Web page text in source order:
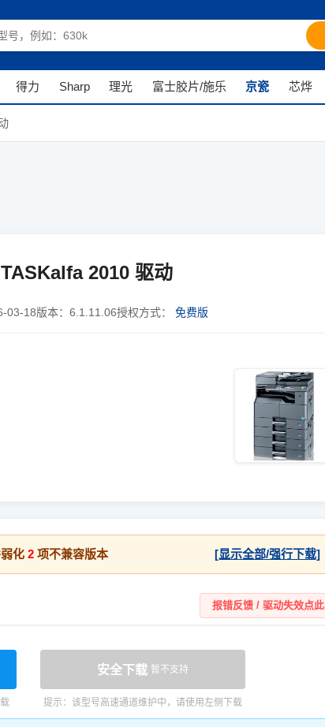
得力 Sharp 理光 富士胶片/施乐 京瓷 芯烨
2010 驱动
03-18版本： 6.1.11.06授权方式： 免费版
化 2 项不兼容版本 [显示全部/强行下载]
报错反馈 / 驱动失效点此
安全下载 暂不支持
提示：该型号高速通道维护中，请使用左侧下载